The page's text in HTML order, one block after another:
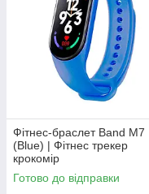
Фітнес-браслет Band M7
(Blue) | Фітнес трекер
крокомір
Готово до відправки